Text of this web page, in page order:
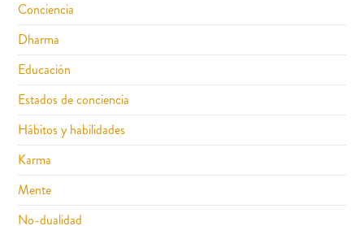
Conciencia
Dharma
Educación
Estados de conciencia
Hábitos y habilidades
Karma
Mente
No-dualidad